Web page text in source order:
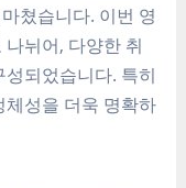
쳤습니다. 이번 영
뉘어, 다양한 취
되었습니다. 특히
성을 더욱 명확하